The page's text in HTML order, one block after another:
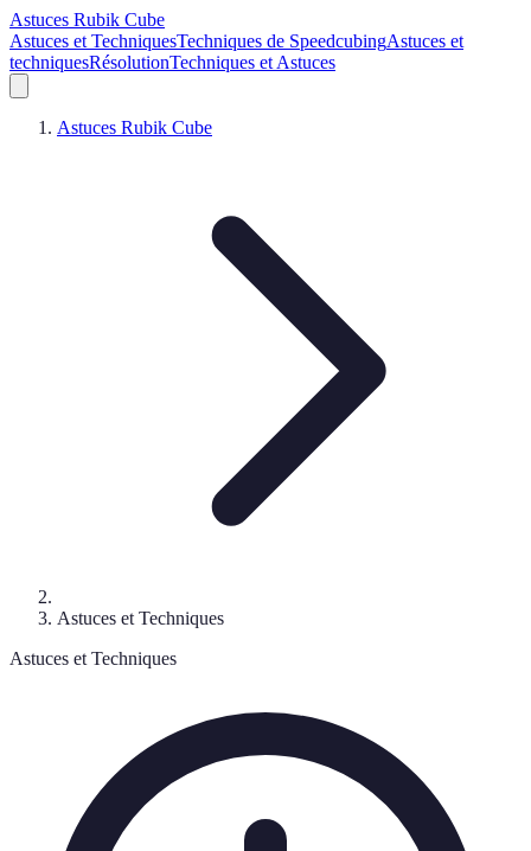
Astuces Rubik Cube
Astuces et TechniquesTechniques de SpeedcubingAstuces et
techniquesRésolutionTechniques et Astuces
Astuces Rubik Cube
Astuces et Techniques
Astuces et Techniques